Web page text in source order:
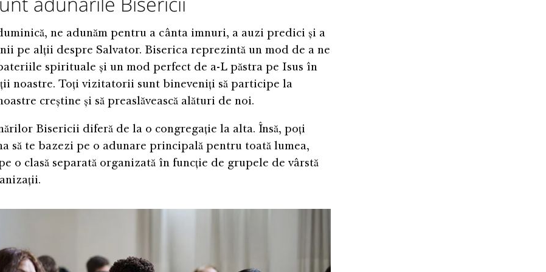
ne adunăm pentru a cânta imnuri, a auzi predici și a
pe alții despre Salvator. Biserica reprezintă un mod de a ne
spirituale și un mod perfect de a-L păstra pe Isus în
noastre. Toți vizitatorii sunt bineveniți să participe la
creștine și să preaslăvească alături de noi.
Bisericii diferă de la o congregație la alta. Însă, poți
să te bazezi pe o adunare principală pentru toată lumea,
o clasă separată organizată în funcție de grupele de vârstă